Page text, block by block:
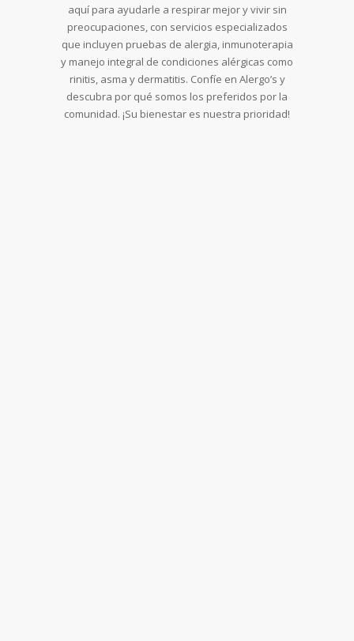
aquí para ayudarle a respirar mejor y vivir sin
preocupaciones, con servicios especializados
que incluyen pruebas de alergia, inmunoterapia
y manejo integral de condiciones alérgicas como
rinitis, asma y dermatitis. Confíe en Alergo’s y
descubra por qué somos los preferidos por la
comunidad. ¡Su bienestar es nuestra prioridad!